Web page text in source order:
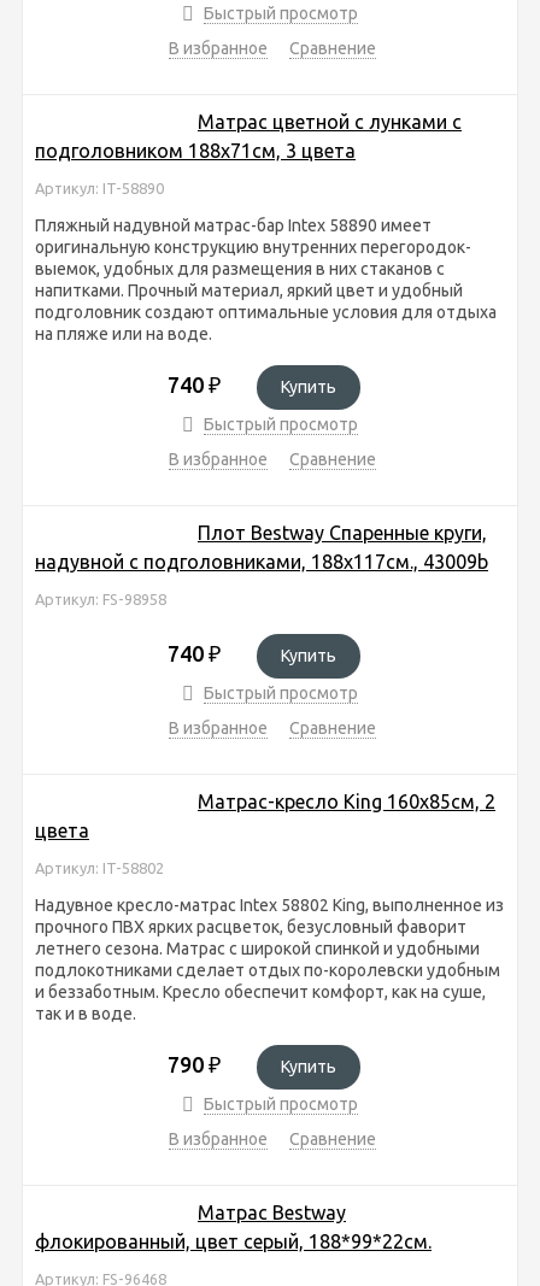
Быстрый просмотр
В избранное
Сравнение
Матрас цветной с лунками с
подголовником 188х71см, 3 цвета
Артикул: IT-58890
Пляжный надувной матрас-бар Intex 58890 имеет
оригинальную конструкцию внутренних перегородок-
выемок, удобных для размещения в них стаканов с
напитками. Прочный материал, яркий цвет и удобный
подголовник создают оптимальные условия для отдыха
на пляже или на воде.
740 ₽
Купить
Быстрый просмотр
В избранное
Сравнение
Плот Bestway Спаренные круги,
надувной с подголовниками, 188х117см., 43009b
Артикул: FS-98958
740 ₽
Купить
Быстрый просмотр
В избранное
Сравнение
Матрас-кресло Кing 160х85см, 2
цвета
Артикул: IT-58802
Надувное кресло-матрас Intex 58802 Кing, выполненное из
прочного ПВХ ярких расцветок, безусловный фаворит
летнего сезона. Матрас с широкой спинкой и удобными
подлокотниками сделает отдых по-королевски удобным
и беззаботным. Кресло обеспечит комфорт, как на суше,
так и в воде.
790 ₽
Купить
Быстрый просмотр
В избранное
Сравнение
Матрас Bestway
флокированный, цвет серый, 188*99*22см.
Артикул: FS-96468